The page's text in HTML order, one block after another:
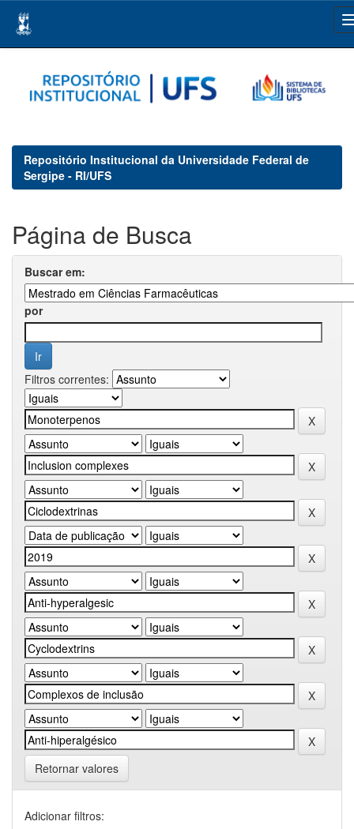
navigation
Repositório Institucional da Universidade Federal de
Sergipe - RI/UFS
Página de Busca
Buscar em:
por
Filtros correntes:
Retornar valores
Adicionar filtros: